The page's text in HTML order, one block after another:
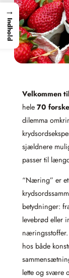
Velkommen
hele 70
dilemma
sjældnere
passer til
“Næring” er
betydninger:
levebrød eller
hos både
lette og svære
→
Indhold